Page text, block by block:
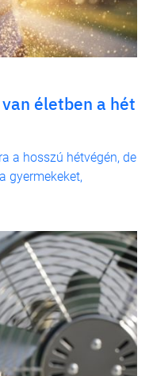
életben a hét
a hosszú hétvégén, de
gyermekeket,